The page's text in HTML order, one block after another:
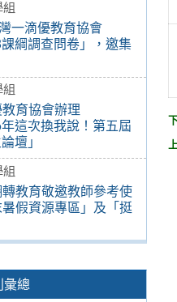
一滴優教育協會
課綱調查問卷」，邀集
育協會辦理
這次換我說！第五屆
壇」
教育敬邀教師參考使
假資源專區」及「挺
彙總